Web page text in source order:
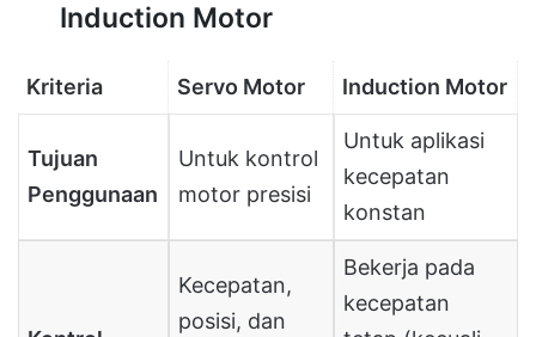
Induction Motor
Kriteria Servo Motor Induction Motor
Tujuan
Penggunaan
Untuk kontrol
motor presisi
Untuk aplikasi
kecepatan
konstan
Kecepatan,
posisi, dan
Bekerja pada
kecepatan